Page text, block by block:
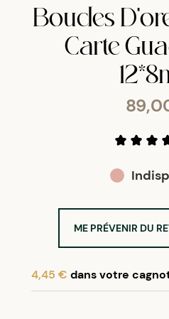
Boucles
Carte
ME PRÉVENIR DU
4,45 € dans votre